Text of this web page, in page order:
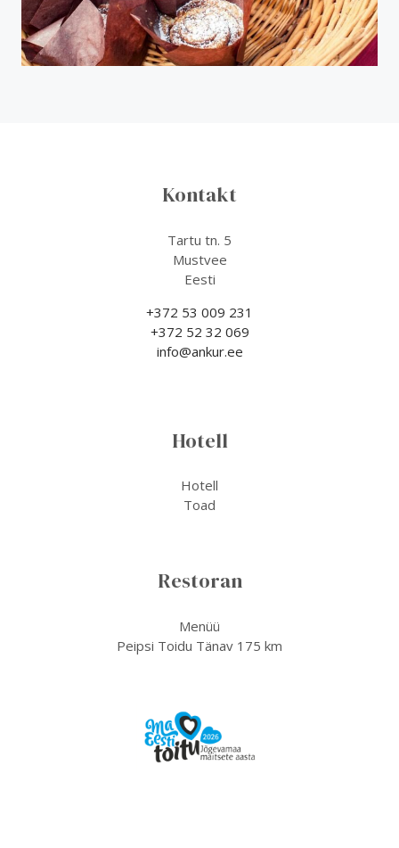
Kontakt
Tartu tn. 5
Mustvee
Eesti
+372 53 009 231
+372 52 32 069
info@ankur.ee
Hotell
Hotell
Toad
Restoran
Menüü
Peipsi Toidu Tänav 175 km